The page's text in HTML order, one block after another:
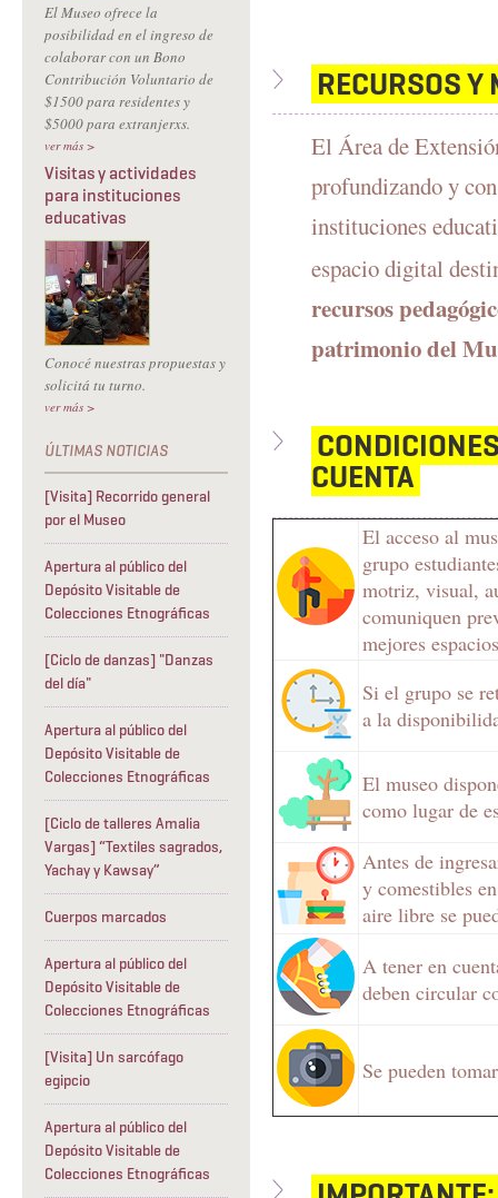
El Museo ofrece la
posibilidad en el ingreso de
colaborar con un Bono
Contribución Voluntario de
$1500 para residentes y
$5000 para extranjerxs.
ver más >
Visitas y actividades
para instituciones
educativas
Conocé nuestras propuestas y
solicitá tu turno.
ver más >
[Visita] Recorrido general
por el Museo
Apertura al público del
Depósito Visitable de
Colecciones Etnográficas
[Ciclo de danzas] "Danzas
del día"
Apertura al público del
Depósito Visitable de
Colecciones Etnográficas
[Ciclo de talleres Amalia
Vargas] “Textiles sagrados,
Yachay y Kawsay”
Cuerpos marcados
Apertura al público del
Depósito Visitable de
Colecciones Etnográficas
[Visita] Un sarcófago
egipcio
Apertura al público del
Depósito Visitable de
Colecciones Etnográficas
RECURSOS Y
El Área de
profundizando y
instituciones
espacio digital
recursos
patrimonio del
CUENTA
El acceso al
grupo
motriz, visual,
comuniquen
mejores
Si el grupo se
a la
El museo
como lugar de
Antes de
y comestibles
aire libre se
A tener en
deben circular
Se pueden